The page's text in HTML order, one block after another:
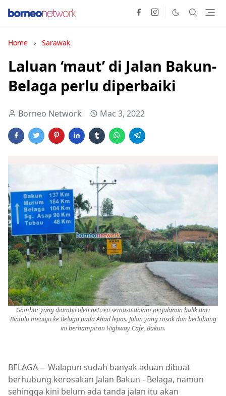
Home Sarawak
Laluan ‘maut’ di Jalan Bakun-
Belaga perlu diperbaiki
Borneo Network Mac 3, 2022
Gambar yang diambil oleh netizen semasa dalam perjalanan balik dari
Bintulu menuju ke Belaga pada Ahad lepas. Jalan yang rosak dan berlubang
ini berhampiran Highway Cafe, Bakun.
BELAGA— Walapun sudah banyak aduan dibuat
berhubung kerosakan Jalan Bakun - Belaga, namun
sehingga kini belum ada tanda jalan itu akan